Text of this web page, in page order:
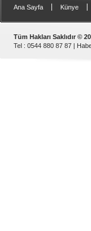
Ana Sayfa Künye
Tüm Hakları Saklıdır ©
Tel : 0544 880 87 87 |